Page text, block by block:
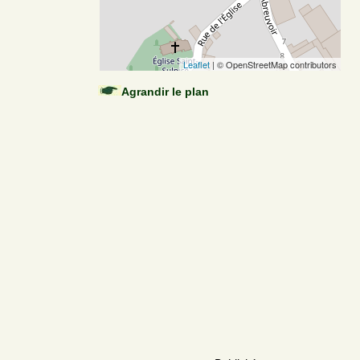
Leaflet | © OpenStreetMap contributors
Agrandir le plan